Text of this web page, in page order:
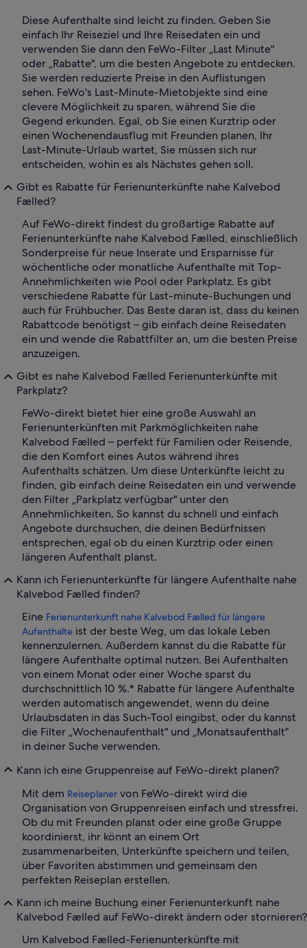
Diese Aufenthalte sind leicht zu finden. Geben Sie
einfach Ihr Reiseziel und Ihre Reisedaten ein und
verwenden Sie dann den FeWo-Filter „Last Minute"
oder „Rabatte", um die besten Angebote zu entdecken.
Sie werden reduzierte Preise in den Auflistungen
sehen. FeWo's Last-Minute-Mietobjekte sind eine
clevere Möglichkeit zu sparen, während Sie die
Gegend erkunden. Egal, ob Sie einen Kurztrip oder
einen Wochenendausflug mit Freunden planen, Ihr
Last-Minute-Urlaub wartet, Sie müssen sich nur
entscheiden, wohin es als Nächstes gehen soll.
Gibt es Rabatte für Ferienunterkünfte nahe Kalvebod
Fælled?
Auf FeWo-direkt findest du großartige Rabatte auf
Ferienunterkünfte nahe Kalvebod Fælled, einschließlich
Sonderpreise für neue Inserate und Ersparnisse für
wöchentliche oder monatliche Aufenthalte mit Top-
Annehmlichkeiten wie Pool oder Parkplatz. Es gibt
verschiedene Rabatte für Last-minute-Buchungen und
auch für Frühbucher. Das Beste daran ist, dass du keinen
Rabattcode benötigst – gib einfach deine Reisedaten
ein und wende die Rabattfilter an, um die besten Preise
anzuzeigen.
Gibt es nahe Kalvebod Fælled Ferienunterkünfte mit
Parkplatz?
FeWo-direkt bietet hier eine große Auswahl an
Ferienunterkünften mit Parkmöglichkeiten nahe
Kalvebod Fælled – perfekt für Familien oder Reisende,
die den Komfort eines Autos während ihres
Aufenthalts schätzen. Um diese Unterkünfte leicht zu
finden, gib einfach deine Reisedaten ein und verwende
den Filter „Parkplatz verfügbar" unter den
Annehmlichkeiten. So kannst du schnell und einfach
Angebote durchsuchen, die deinen Bedürfnissen
entsprechen, egal ob du einen Kurztrip oder einen
längeren Aufenthalt planst.
Kann ich Ferienunterkünfte für längere Aufenthalte nahe
Kalvebod Fælled finden?
Eine Ferienunterkunft nahe Kalvebod Fælled für längere
Aufenthalte ist der beste Weg, um das lokale Leben
kennenzulernen. Außerdem kannst du die Rabatte für
längere Aufenthalte optimal nutzen. Bei Aufenthalten
von einem Monat oder einer Woche sparst du
durchschnittlich 10 %.* Rabatte für längere Aufenthalte
werden automatisch angewendet, wenn du deine
Urlaubsdaten in das Such-Tool eingibst, oder du kannst
die Filter „Wochenaufenthalt" und „Monatsaufenthalt"
in deiner Suche verwenden.
Kann ich eine Gruppenreise auf FeWo-direkt planen?
Mit dem Reiseplaner von FeWo-direkt wird die
Organisation von Gruppenreisen einfach und stressfrei.
Ob du mit Freunden planst oder eine große Gruppe
koordinierst, ihr könnt an einem Ort
zusammenarbeiten, Unterkünfte speichern und teilen,
über Favoriten abstimmen und gemeinsam den
perfekten Reiseplan erstellen.
Kann ich meine Buchung einer Ferienunterkunft nahe
Kalvebod Fælled auf FeWo-direkt ändern oder stornieren?
Um Kalvebod Fælled-Ferienunterkünfte mit